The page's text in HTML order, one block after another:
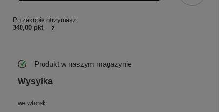
Po zakupie otrzymasz:
340,00 pkt.
Produkt w naszym magazynie
Wysyłka
we wtorek